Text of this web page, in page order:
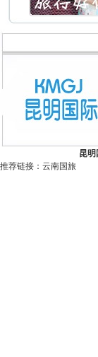
昆明
推荐链接： 云南国旅